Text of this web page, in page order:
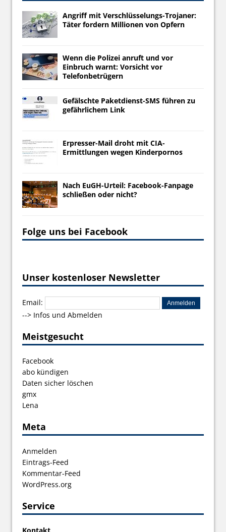
Angriff mit Verschlüsselungs-Trojaner:
Täter fordern Millionen von Opfern
Wenn die Polizei anruft und vor
Einbruch warnt: Vorsicht vor
Telefonbetrügern
Gefälschte Paketdienst-SMS führen zu
gefährlichem Link
Erpresser-Mail droht mit CIA-
Ermittlungen wegen Kinderpornos
Nach EuGH-Urteil: Facebook-Fanpage
schließen oder nicht?
Folge uns bei Facebook
Unser kostenloser Newsletter
Email:
--> Infos und Abmelden
Meistgesucht
Facebook
abo kündigen
Daten sicher löschen
gmx
Lena
Meta
Anmelden
Eintrags-Feed
Kommentar-Feed
WordPress.org
Service
Kontakt